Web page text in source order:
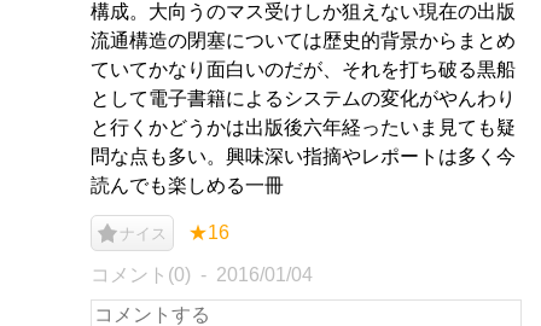
構成。大向うのマス受けしか狙えない現在の出版
流通構造の閉塞については歴史的背景からまとめ
ていてかなり面白いのだが、それを打ち破る黒船
として電子書籍によるシステムの変化がやんわり
と行くかどうかは出版後六年経ったいま見ても疑
問な点も多い。興味深い指摘やレポートは多く今
読んでも楽しめる一冊
ナイス ★16
コメント(0) 2016/01/04